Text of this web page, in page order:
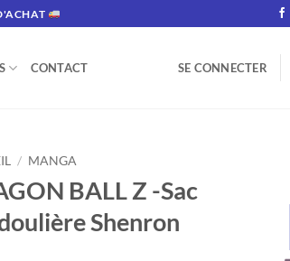
CONTACT SE CONNECTER
/ MANGA
BALL Z -Sac
Shenron